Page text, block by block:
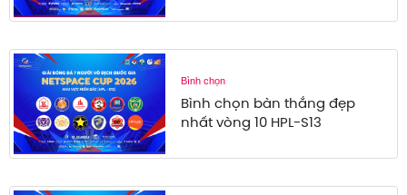
Bình chọn
Bình chọn bàn thắng đẹp
nhất vòng 10 HPL-S13